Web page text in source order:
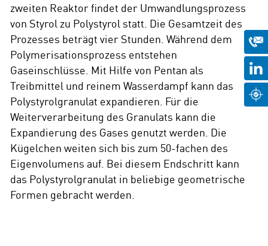
zweiten Reaktor findet der Umwandlungsprozess
von Styrol zu Polystyrol statt. Die Gesamtzeit des
Prozesses beträgt vier Stunden. Während dem
Polymerisationsprozess entstehen
Gaseinschlüsse. Mit Hilfe von Pentan als
Treibmittel und reinem Wasserdampf kann das
Polystyrolgranulat expandieren. Für die
Weiterverarbeitung des Granulats kann die
Expandierung des Gases genutzt werden. Die
Kügelchen weiten sich bis zum 50-fachen des
Eigenvolumens auf. Bei diesem Endschritt kann
das Polystyrolgranulat in beliebige geometrische
Formen gebracht werden.